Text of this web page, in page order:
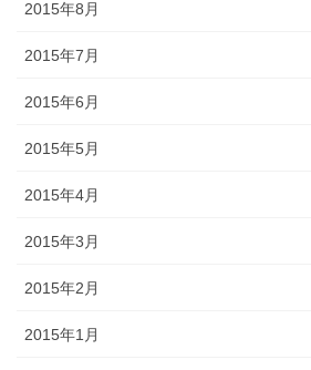
2015年8月
2015年7月
2015年6月
2015年5月
2015年4月
2015年3月
2015年2月
2015年1月